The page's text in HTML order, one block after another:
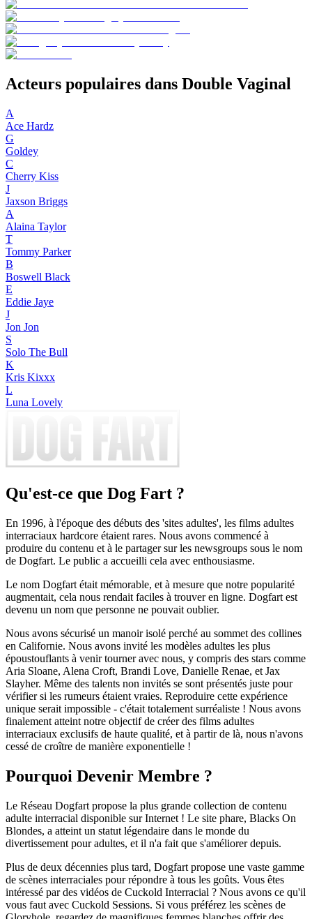
Acteurs populaires dans Double Vaginal
A
Ace Hardz
G
Goldey
C
Cherry Kiss
J
Jaxson Briggs
A
Alaina Taylor
T
Tommy Parker
B
Boswell Black
E
Eddie Jaye
J
Jon Jon
S
Solo The Bull
K
Kris Kixxx
L
Luna Lovely
Qu'est-ce que Dog Fart ?
En 1996, à l'époque des débuts des 'sites adultes', les films adultes
interraciaux hardcore étaient rares. Nous avons commencé à
produire du contenu et à le partager sur les newsgroups sous le nom
de Dogfart. Le public a accueilli cela avec enthousiasme.
Le nom Dogfart était mémorable, et à mesure que notre popularité
augmentait, cela nous rendait faciles à trouver en ligne. Dogfart est
devenu un nom que personne ne pouvait oublier.
Nous avons sécurisé un manoir isolé perché au sommet des collines
en Californie. Nous avons invité les modèles adultes les plus
époustouflants à venir tourner avec nous, y compris des stars comme
Aria Sloane, Alena Croft, Brandi Love, Danielle Renae, et Jax
Slayher. Même des talents non invités se sont présentés juste pour
vérifier si les rumeurs étaient vraies. Reproduire cette expérience
unique serait impossible - c'était totalement surréaliste ! Nous avons
finalement atteint notre objectif de créer des films adultes
interraciaux exclusifs de haute qualité, et à partir de là, nous n'avons
cessé de croître de manière exponentielle !
Pourquoi Devenir Membre ?
Le Réseau Dogfart propose la plus grande collection de contenu
adulte interracial disponible sur Internet ! Le site phare, Blacks On
Blondes, a atteint un statut légendaire dans le monde du
divertissement pour adultes, et il n'a fait que s'améliorer depuis.
Plus de deux décennies plus tard, Dogfart propose une vaste gamme
de scènes interraciales pour répondre à tous les goûts. Vous êtes
intéressé par des vidéos de Cuckold Interracial ? Nous avons ce qu'il
vous faut avec Cuckold Sessions. Si vous préférez les scènes de